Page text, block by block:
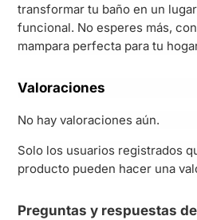
transformar tu baño en un
funcional. No esperes más,
mampara perfecta para tu
Valoraciones
No hay valoraciones aún.
Solo los usuarios registrados
producto pueden hacer una
Preguntas y respuestas